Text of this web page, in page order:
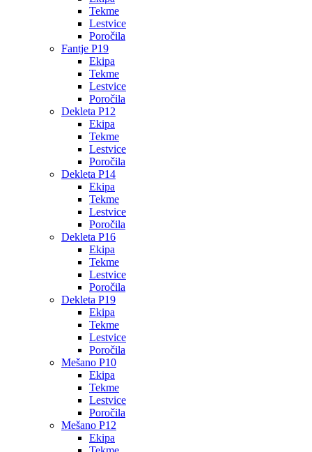
Tekme
Lestvice
Poročila
Fantje P19
Ekipa
Tekme
Lestvice
Poročila
Dekleta P12
Ekipa
Tekme
Lestvice
Poročila
Dekleta P14
Ekipa
Tekme
Lestvice
Poročila
Dekleta P16
Ekipa
Tekme
Lestvice
Poročila
Dekleta P19
Ekipa
Tekme
Lestvice
Poročila
Mešano P10
Ekipa
Tekme
Lestvice
Poročila
Mešano P12
Ekipa